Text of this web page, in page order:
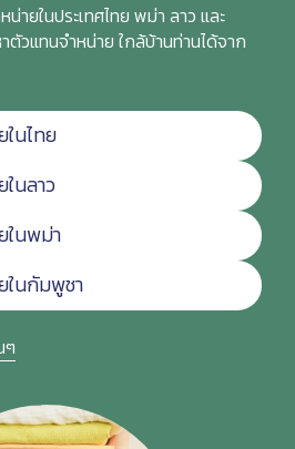
ายในประเทศไทย พม่า ลาว และ
วแทนจำหน่าย ใกล้บ้านท่านได้จาก
นไทย
นลาว
ในพม่า
ในกัมพูชา
ๆ